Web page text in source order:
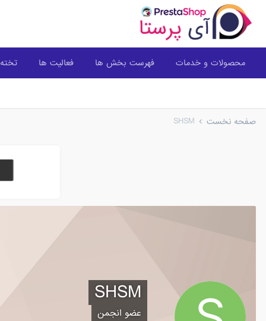
محصولات و خدمات فهرست بخش ها فعالیت ها
صفحه نخست SHSM
SHSM
عضو انجمن